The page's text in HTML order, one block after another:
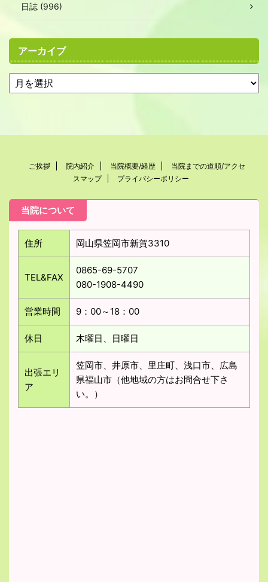
日誌 (996)
アーカイブ
ご挨拶 院内紹介 当院概要/経歴
当院までの道順/アクセ
スマップ
プライバシーポリシー
当院について
住所 岡山県笠岡市新賀3310
TEL&FAX
0865-69-5707
080-1908-4490
営業時間 9：00～18：00
休日 木曜日、日曜日
出張エリ
ア
笠岡市、井原市、里庄町、浅口市、広島
県福山市（他地域の方はお問合せ下さ
い。）